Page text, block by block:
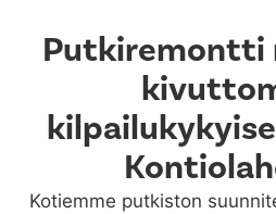
Putkiremontti
Kotiemme putkiston